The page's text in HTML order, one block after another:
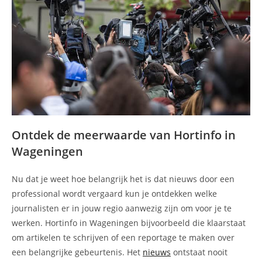
Ontdek de meerwaarde van Hortinfo in
Wageningen
Nu dat je weet hoe belangrijk het is dat nieuws door een
professional wordt vergaard kun je ontdekken welke
journalisten er in jouw regio aanwezig zijn om voor je te
werken. Hortinfo in Wageningen bijvoorbeeld die klaarstaat
om artikelen te schrijven of een reportage te maken over
een belangrijke gebeurtenis. Het nieuws ontstaat nooit